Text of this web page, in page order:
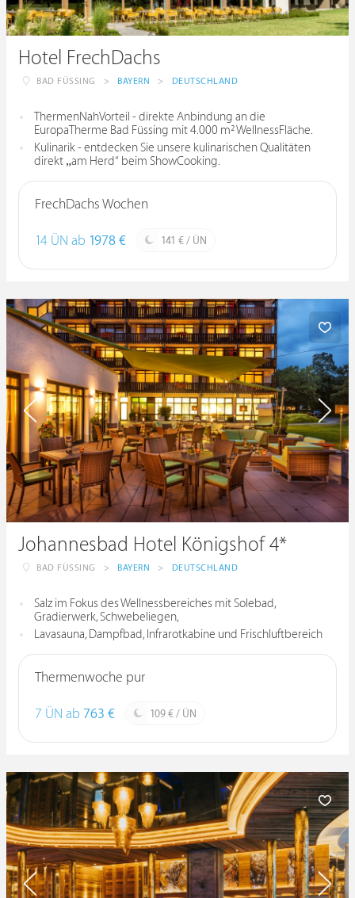
Hotel FrechDachs
BAD FÜSSING > BAYERN > DEUTSCHLAND
ThermenNahVorteil - direkte Anbindung an die
EuropaTherme Bad Füssing mit 4.000 m² WellnessFläche.
Kulinarik - entdecken Sie unsere kulinarischen Qualitäten
direkt „am Herd“ beim ShowCooking.
FrechDachs Wochen
14 ÜN ab 1978 € 141 € / ÜN
Johannesbad Hotel Königshof 4*
BAD FÜSSING > BAYERN > DEUTSCHLAND
Salz im Fokus des Wellnessbereiches mit Solebad,
Gradierwerk, Schwebeliegen,
Lavasauna, Dampfbad, Infrarotkabine und Frischluftbereich
Thermenwoche pur
7 ÜN ab 763 € 109 € / ÜN